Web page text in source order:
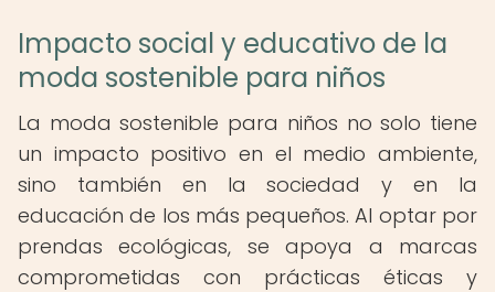
Impacto social y educativo de la
moda sostenible para niños
La moda sostenible para niños no solo tiene
un impacto positivo en el medio ambiente,
sino también en la sociedad y en la
educación de los más pequeños. Al optar por
prendas ecológicas, se apoya a marcas
comprometidas con prácticas éticas y